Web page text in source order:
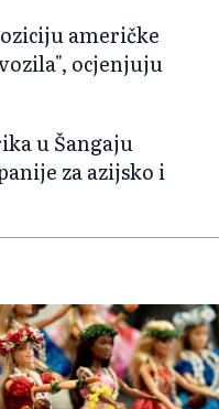
američke
ocjenjuju
u Šangaju
za azijsko i